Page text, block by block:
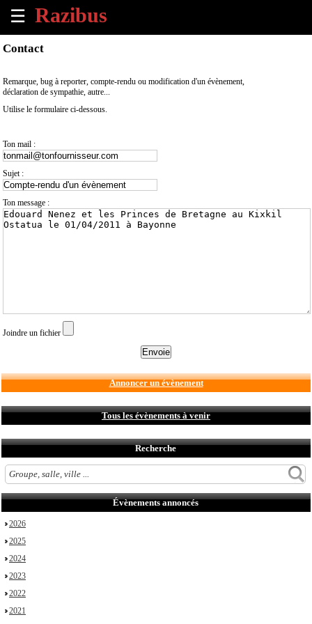
☰
×
les
venir
Annoncer
évènement
Contact
Remarque, bug à reporter, compte-rendu ou modification d'un évènement,
déclaration de sympathie, autre...
Utilise le formulaire ci-dessous.
Ton mail :
Sujet :
Ton message :
Joindre un fichier
Annoncer un évènement
Tous les évènements à venir
Recherche
Évènements annoncés
2026
2025
2024
2023
2022
2021